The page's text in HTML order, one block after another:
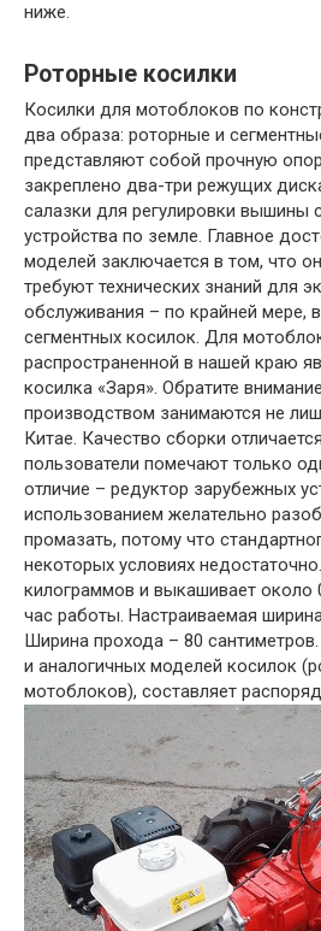
ниже.
Роторные косилки
Косилки для мотоблоков по
два образа: роторные и
представляют собой прочную
закреплено два-три режущих
салазки для регулировки вышины
устройства по земле. Главное
моделей заключается в том, что
требуют технических знаний для
обслуживания – по крайней мере,
сегментных косилок. Для
распространенной в нашей краю
косилка «Заря». Обратите
производством занимаются не
Китае. Качество сборки
пользователи помечают только
отличие – редуктор зарубежных
использованием желательно
промазать, потому что
некоторых условиях
килограммов и выкашивает около
час работы. Настраиваемая
Ширина прохода – 80
и аналогичных моделей косилок
мотоблоков), составляет